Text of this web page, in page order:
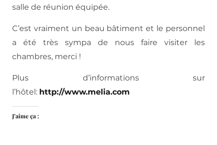
salle de réunion équipée.
C’est vraiment un beau bâtiment et le personnel
a été très sympa de nous faire visiter les
chambres, merci !
Plus d’informations sur
l’hôtel: http://www.melia.com
J’aime ça :